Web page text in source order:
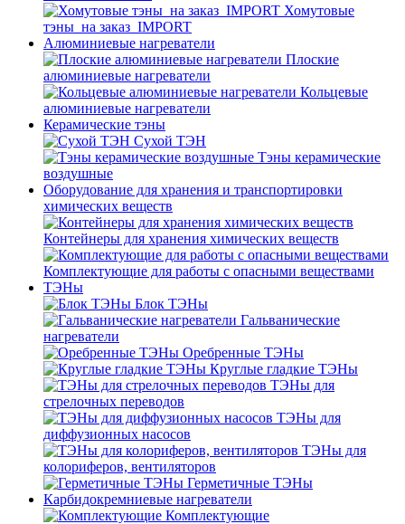
Хомутовые
тэны_на заказ_IMPORT
Алюминиевые нагреватели
Плоские
алюминиевые нагреватели
Кольцевые
алюминиевые нагреватели
Керамические тэны
Сухой ТЭН
Тэны керамические
воздушные
Оборудование для хранения и транспортировки
химических веществ
Контейнеры для хранения химических веществ
Комплектующие для работы с опасными веществами
ТЭНы
Блок ТЭНы
Гальванические
нагреватели
Оребренные ТЭНы
Круглые гладкие ТЭНы
ТЭНы для
стрелочных переводов
ТЭНы для
диффузионных насосов
ТЭНы для
колориферов, вентиляторов
Герметичные ТЭНы
Карбидокремниевые нагреватели
Комплектующие